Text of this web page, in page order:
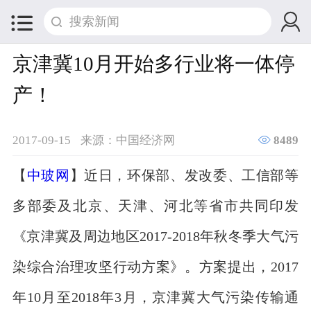
 
京津冀10月开始多行业将一体停
产！
2017-09-15 来源：中国经济网  8489
【 中玻网 】近日，环保部、发改委、工信部等
多部委及北京、天津、河北等省市共同印发
《京津冀及周边地区2017-2018年秋冬季大气污
染综合治理攻坚行动方案》。方案提出，2017
年10月至2018年3月，京津冀大气污染传输通